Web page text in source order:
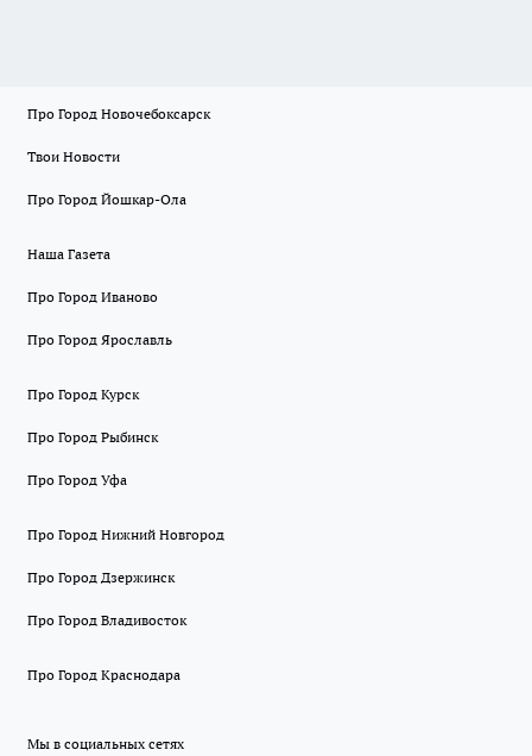
Про Город Новочебоксарск
Твои Новости
Про Город Йошкар-Ола
Наша Газета
Про Город Иваново
Про Город Ярославль
Про Город Курск
Про Город Рыбинск
Про Город Уфа
Про Город Нижний Новгород
Про Город Дзержинск
Про Город Владивосток
Про Город Краснодара
Мы в социальных сетях